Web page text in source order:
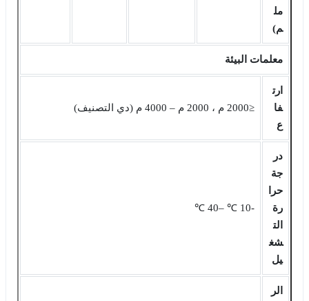
مل
م)
معلمات البيئة
ارت
فا
ع
≤2000 م ، 2000 م ‒ 4000 م (دي التصنيف)
در
جة
حرا
رة
الت
شغ
يل
-10 ℃ ‒40 ℃
الر